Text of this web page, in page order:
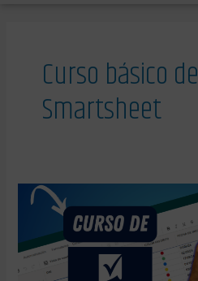
Curso básico de
Smartsheet
Curso
Básico
Smartsheet:
Introducción
para
Principiantes